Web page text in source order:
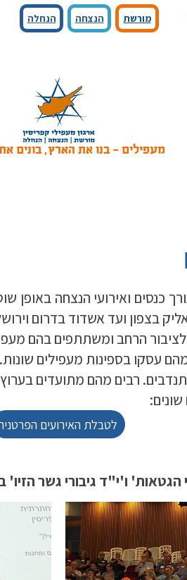
הנחלה הנצחה מורשת
מעפילים - בנו את הארץ, בונים את
הרחב ומשתתפים בהם
עסקו בספינות מעפילים שונות.
רבים מהם מתועדים
לטבלת האירועים
ו'י"ד גיבורי גשר הזיו'